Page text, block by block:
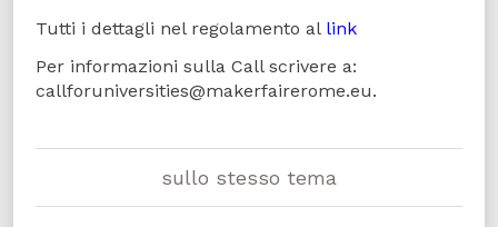
Tutti i dettagli nel regolamento al link
Per informazioni sulla Call scrivere a:
callforuniversities@makerfairerome.eu.
sullo stesso tema